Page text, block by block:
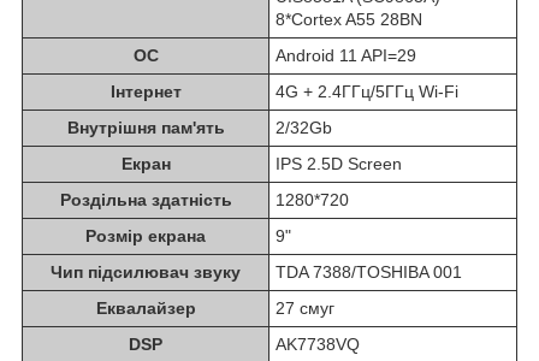
8*Cortex A55 28BN
ОС
Android 11 API=29
Інтернет
4G + 2.4ГГц/5ГГц Wi-Fi
Внутрішня пам'ять
2/32Gb
Екран
IPS 2.5D Screen
Роздільна здатність
1280*720
Розмір екрана
9"
Чип підсилювач звуку
TDA 7388/TOSHIBA 001
Еквалайзер
27 смуг
DSP
AK7738VQ